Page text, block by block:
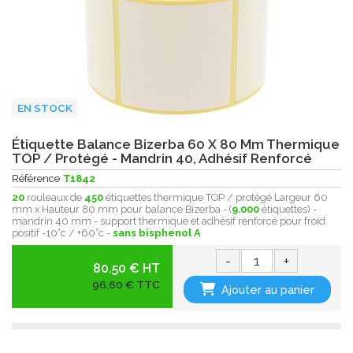
EN STOCK
Étiquette Balance Bizerba 60 X 80 Mm Thermique
TOP / Protégé - Mandrin 40, Adhésif Renforcé
Référence T1842
20 rouleaux de 450 étiquettes thermique TOP / protégé Largeur 60
mm x Hauteur 80 mm pour balance Bizerba - (9.000 étiquettes) -
mandrin 40 mm - support thermique et adhésif renforcé pour froid
positif -10°c / +60°c - sans bisphenol A
80.50 € HT
96,60 € TTC
- +
Ajouter au panier